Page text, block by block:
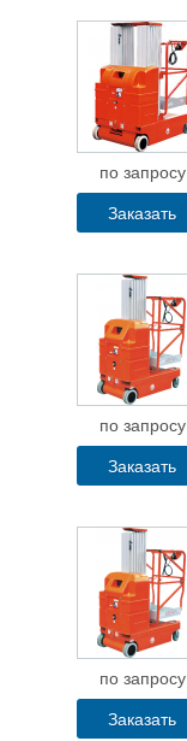
по запросу
Заказать
по запросу
Заказать
по запросу
Заказать